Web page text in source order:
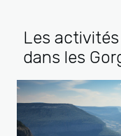
Les
dans les